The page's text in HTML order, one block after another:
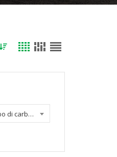
Tipo di carburante